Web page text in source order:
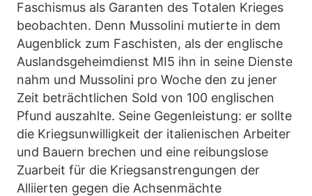
Faschismus als Garanten des Totalen Krieges
beobachten. Denn Mussolini mutierte in dem
Augenblick zum Faschisten, als der englische
Auslandsgeheimdienst MI5 ihn in seine Dienste
nahm und Mussolini pro Woche den zu jener
Zeit beträchtlichen Sold von 100 englischen
Pfund auszahlte. Seine Gegenleistung: er sollte
die Kriegsunwilligkeit der italienischen Arbeiter
und Bauern brechen und eine reibungslose
Zuarbeit für die Kriegsanstrengungen der
Alliierten gegen die Achsenmächte